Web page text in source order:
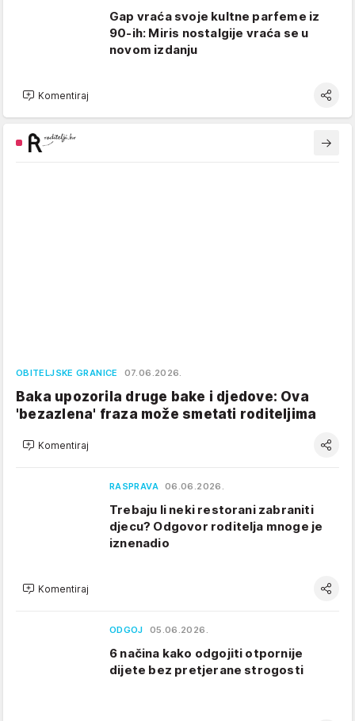
Gap vraća svoje kultne parfeme iz
90-ih: Miris nostalgije vraća se u
novom izdanju
Komentiraj
OBITELJSKE GRANICE 07.06.2026.
Baka upozorila druge bake i djedove: Ova
'bezazlena' fraza može smetati roditeljima
Komentiraj
RASPRAVA 06.06.2026.
Trebaju li neki restorani zabraniti
djecu? Odgovor roditelja mnoge je
iznenadio
Komentiraj
ODGOJ 05.06.2026.
6 načina kako odgojiti otpornije
dijete bez pretjerane strogosti